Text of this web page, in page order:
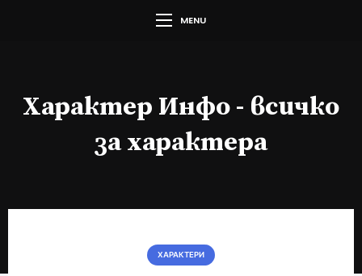
MENU
Характер Инфо - всичко
за характера
ХАРАКТЕРИ